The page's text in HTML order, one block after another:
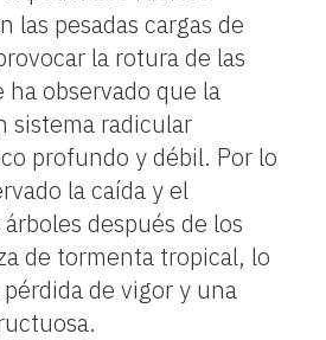
las pesadas cargas de
la rotura de las
ha observado que la
sistema radicular
profundo y débil. Por lo
la caída y el
después de los
de tormenta tropical, lo
de vigor y una